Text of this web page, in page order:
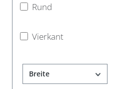
Rund
Vierkant
Breite